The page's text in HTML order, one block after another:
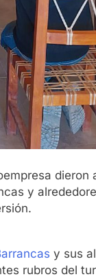
dieron
y
y sus
rubros del